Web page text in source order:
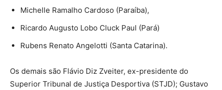
Michelle Ramalho Cardoso (Paraíba),
Ricardo Augusto Lobo Cluck Paul (Pará)
Rubens Renato Angelotti (Santa Catarina).
Os demais são Flávio Diz Zveiter, ex-presidente do
Superior Tribunal de Justiça Desportiva (STJD); Gustavo